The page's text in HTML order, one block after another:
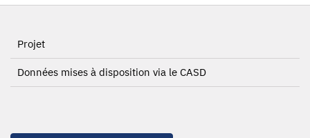
Projet
Données mises à disposition via le CASD